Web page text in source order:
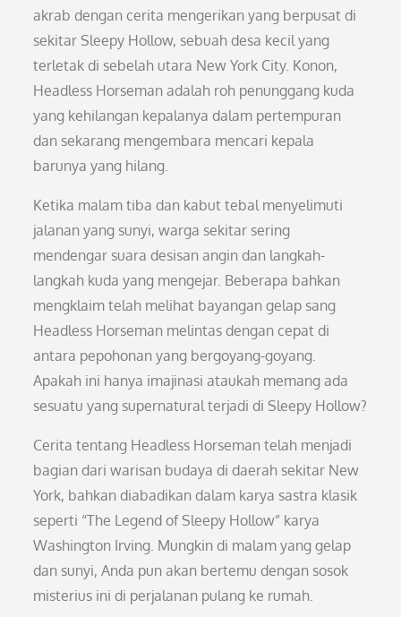
akrab dengan cerita mengerikan yang berpusat di
sekitar Sleepy Hollow, sebuah desa kecil yang
terletak di sebelah utara New York City. Konon,
Headless Horseman adalah roh penunggang kuda
yang kehilangan kepalanya dalam pertempuran
dan sekarang mengembara mencari kepala
barunya yang hilang.
Ketika malam tiba dan kabut tebal menyelimuti
jalanan yang sunyi, warga sekitar sering
mendengar suara desisan angin dan langkah-
langkah kuda yang mengejar. Beberapa bahkan
mengklaim telah melihat bayangan gelap sang
Headless Horseman melintas dengan cepat di
antara pepohonan yang bergoyang-goyang.
Apakah ini hanya imajinasi ataukah memang ada
sesuatu yang supernatural terjadi di Sleepy Hollow?
Cerita tentang Headless Horseman telah menjadi
bagian dari warisan budaya di daerah sekitar New
York, bahkan diabadikan dalam karya sastra klasik
seperti “The Legend of Sleepy Hollow” karya
Washington Irving. Mungkin di malam yang gelap
dan sunyi, Anda pun akan bertemu dengan sosok
misterius ini di perjalanan pulang ke rumah.